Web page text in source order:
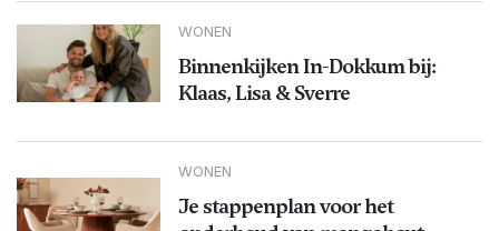
WONEN
Binnenkijken In-Dokkum bij:
Klaas, Lisa & Sverre
WONEN
Je stappenplan voor het